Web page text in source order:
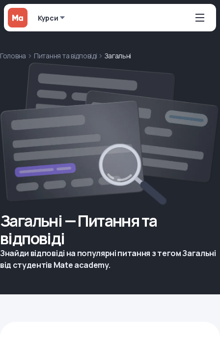
Курси
Головна Питання та відповіді Загальні
Загальні — Питання та
відповіді
Знайди відповіді на популярні питання з тегом Загальні
від студентів Mate academy.